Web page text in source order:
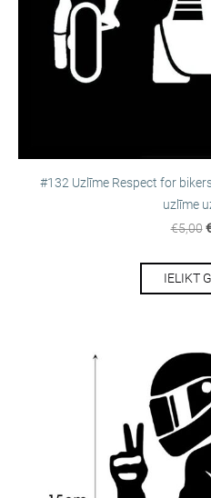
#132 Uzlīme Respect for
uzlīme
€5,00
IELIKT